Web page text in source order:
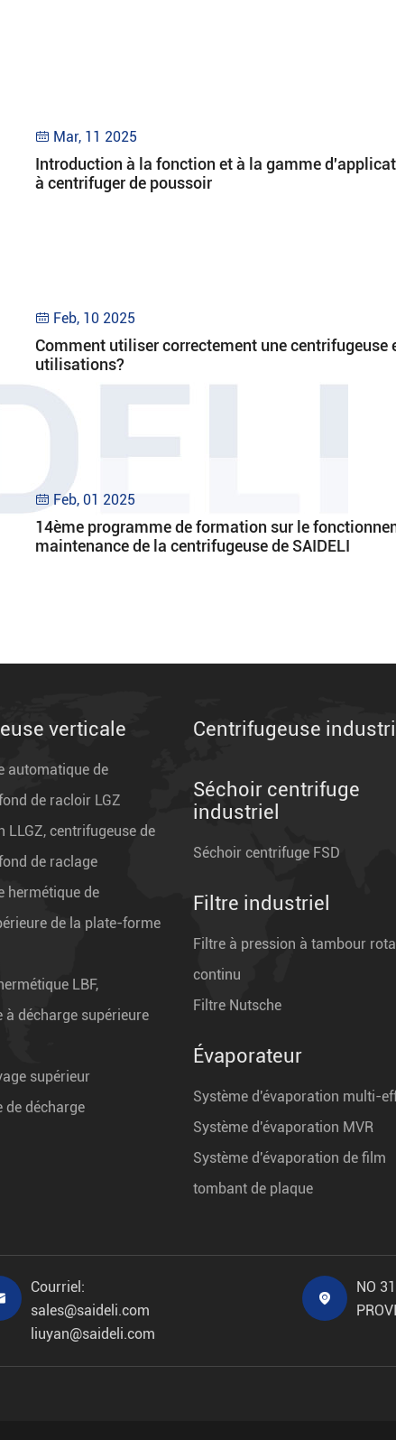
 Mar, 11 2025
Introduction à la fonction et à la gamme
à centrifuger de poussoir
 Feb, 10 2025
Comment utiliser correctement une centrifugeuse
utilisations?
 Feb, 01 2025
14ème programme de formation sur le
maintenance de la centrifugeuse de SAIDELI
verticale
automatique de
de racloir LGZ
LLGZ, centrifugeuse de
de raclage
hermétique de
de la plate-forme
LBF,
à décharge supérieure
supérieur
de décharge
Centrifugeuse
Séchoir centrifuge
industriel
Séchoir centrifuge FSD
Filtre industriel
Filtre à pression à tambour
continu
Filtre Nutsche
Évaporateur
Système d'évaporation multi-
Système d'évaporation MVR
Système d'évaporation de film
tombant de plaque
Courriel:
sales@saideli.com
liuyan@saideli.com

NO